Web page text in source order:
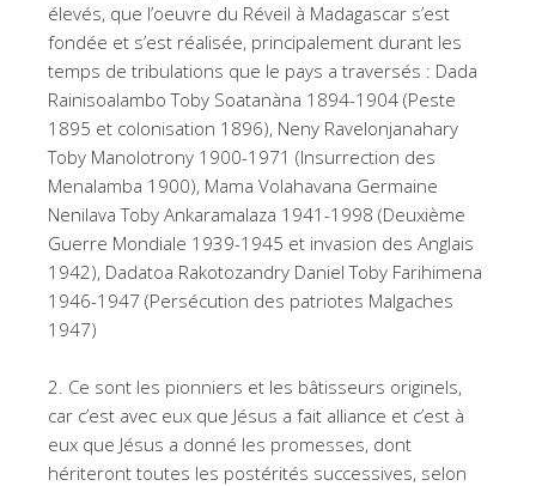
élevés, que l’oeuvre du Réveil à Madagascar s’est
fondée et s’est réalisée, principalement durant les
temps de tribulations que le pays a traversés : Dada
Rainisoalambo Toby Soatanàna 1894-1904 (Peste
1895 et colonisation 1896), Neny Ravelonjanahary
Toby Manolotrony 1900-1971 (Insurrection des
Menalamba 1900), Mama Volahavana Germaine
Nenilava Toby Ankaramalaza 1941-1998 (Deuxième
Guerre Mondiale 1939-1945 et invasion des Anglais
1942), Dadatoa Rakotozandry Daniel Toby Farihimena
1946-1947 (Persécution des patriotes Malgaches
1947)
2. Ce sont les pionniers et les bâtisseurs originels,
car c’est avec eux que Jésus a fait alliance et c’est à
eux que Jésus a donné les promesses, dont
hériteront toutes les postérités successives, selon